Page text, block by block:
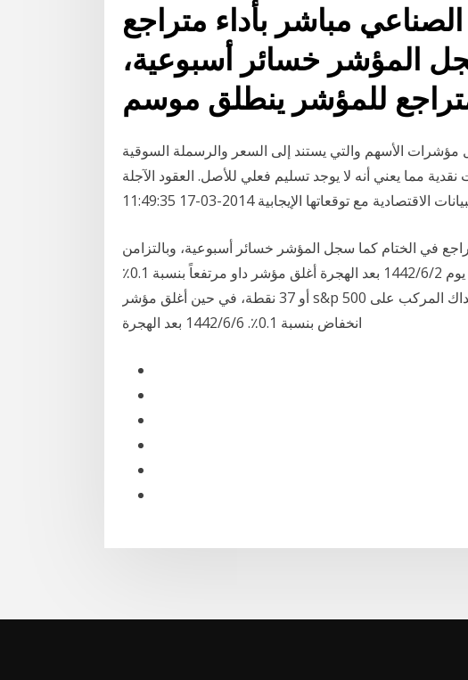
مباشر بأداء متراجع
المؤشر خسائر أسبوعية،
مؤشرات الأسهم والتي يستند إلى السعر والرسملة السوقية
مما يعني أنه لا يوجد تسليم فعلي للأصل. العقود الآجلة
في الختام كما سجل المؤشر خسائر أسبوعية، وبالتزامن
مع الأداء المتراجع للمؤشر ينطلق موسم. منذ 2 يوم 2‏‏/6‏‏/1442 بعد الهجرة أغلق مؤشر داو مرتفعاً بنسبة 0.1٪
أو 37 نقطة، في حين أغلق مؤشر s&p 500 الأوسع نطاقاً منخفضاً 0.4٪، ومؤشر ناسداك المركب على
انخفاض بنسبة 0.1٪. 6‏‏/6‏‏/1442 بعد الهجرة